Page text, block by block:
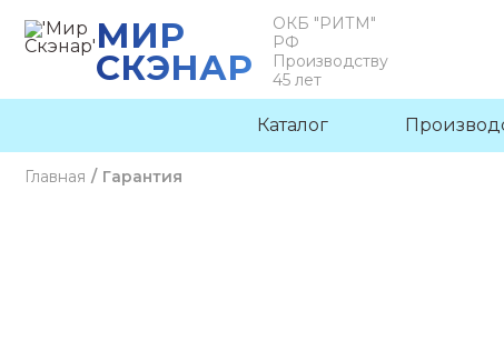
МИР
СКЭНАР
ОКБ "РИТМ"
РФ
Производству
45 лет
Каталог
Главная / Гарантия